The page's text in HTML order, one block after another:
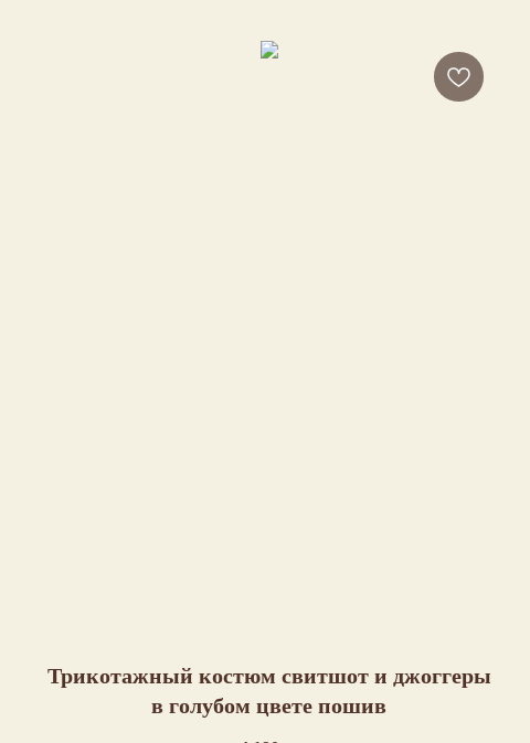
Трикотажный костюм свитшот и джоггеры
в голубом цвете пошив